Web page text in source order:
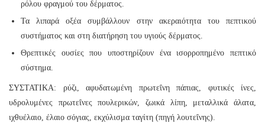
ρόλου φραγμού του δέρματος.
Τα λιπαρά οξέα συμβάλλουν στην ακεραιότητα του πεπτικού
συστήματος και στη διατήρηση του υγιούς δέρματος.
Θρεπτικές ουσίες που υποστηρίζουν ένα ισορροπημένο πεπτικό
σύστημα.
ΣΥΣΤΑΤΙΚΑ: ρύζι, αφυδατωμένη πρωτεΐνη πάπιας, φυτικές ίνες,
υδρολυμένες πρωτεΐνες πουλερικών, ζωικά λίπη, μεταλλικά άλατα,
ιχθυέλαιο, έλαιο σόγιας, εκχύλισμα ταγίτη (πηγή λουτεΐνης).